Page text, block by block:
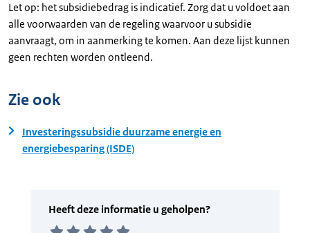
Let op: het subsidiebedrag is indicatief. Zorg dat u voldoet aan
alle voorwaarden van de regeling waarvoor u subsidie
aanvraagt, om in aanmerking te komen. Aan deze lijst kunnen
geen rechten worden ontleend.
Zie ook
Investeringssubsidie duurzame energie en
energiebesparing (ISDE)